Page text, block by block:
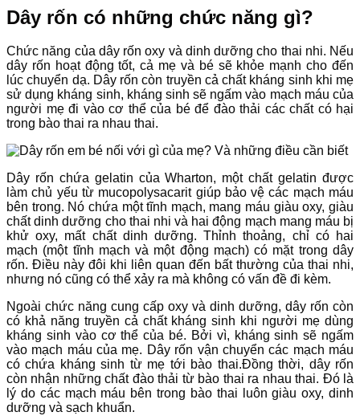
Dây rốn có những chức năng gì?
Chức năng của dây rốn oxy và dinh dưỡng cho thai nhi. Nếu
dây rốn hoạt động tốt, cả mẹ và bé sẽ khỏe mạnh cho đến
lúc chuyển dạ. Dây rốn còn truyền cả chất kháng sinh khi mẹ
sử dụng kháng sinh, kháng sinh sẽ ngấm vào mạch máu của
người mẹ đi vào cơ thể của bé để đào thải các chất có hại
trong bào thai ra nhau thai.
Dây rốn chứa gelatin của Wharton, một chất gelatin được
làm chủ yếu từ mucopolysacarit giúp bảo vệ các mạch máu
bên trong. Nó chứa một tĩnh mạch, mang máu giàu oxy, giàu
chất dinh dưỡng cho thai nhi và hai động mạch mang máu bị
khử oxy, mất chất dinh dưỡng. Thỉnh thoảng, chỉ có hai
mạch (một tĩnh mạch và một động mạch) có mặt trong dây
rốn. Điều này đôi khi liên quan đến bất thường của thai nhi,
nhưng nó cũng có thể xảy ra mà không có vấn đề đi kèm.
Ngoài chức năng cung cấp oxy và dinh dưỡng, dây rốn còn
có khả năng truyền cả chất kháng sinh khi người mẹ dùng
kháng sinh vào cơ thể của bé. Bởi vì, kháng sinh sẽ ngấm
vào mạch máu của mẹ. Dây rốn vận chuyển các mạch máu
có chứa kháng sinh từ mẹ tới bào thai.Đồng thời, dây rốn
còn nhận những chất đào thải từ bào thai ra nhau thai. Đó là
lý do các mạch máu bên trong bào thai luôn giàu oxy, dinh
dưỡng và sạch khuẩn.